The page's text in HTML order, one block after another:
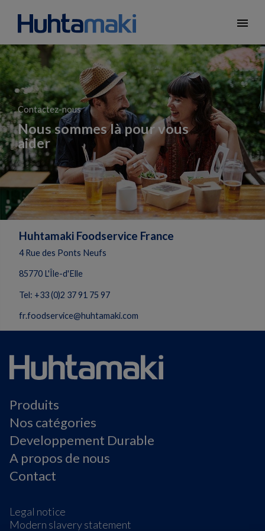
menu
Contactez-nous
Nous sommes là pour vous
aider
Huhtamaki Foodservice France
4 Rue des Ponts Neufs
85770 L'Île-d'Elle
Tel: +33 (0)2 37 91 75 97
fr.foodservice@huhtamaki.com
Produits
Nos catégories
Developpement Durable
A propos de nous
Contact
Legal notice
Modern slavery statement